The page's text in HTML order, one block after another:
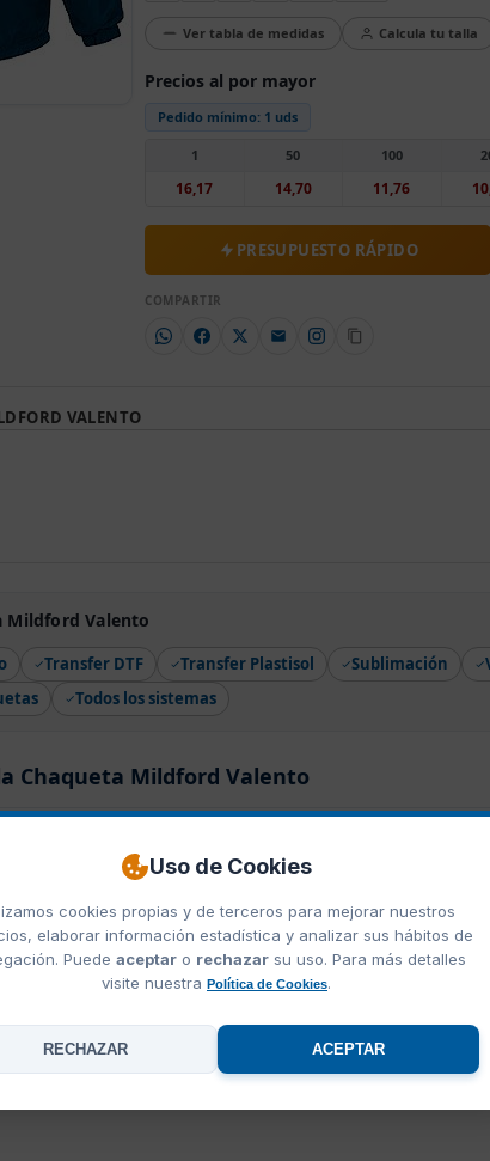
Uso de Cookies
cookies propias y de terceros para mejorar nuestros
elaborar información estadística y analizar sus hábitos de
Puede aceptar o rechazar su uso. Para más detalles
visite nuestra Política de Cookies.
RECHAZAR ACEPTAR
Ver tabla de medidas Calcula tu talla
Precios al por mayor
Pedido mínimo: 1 uds
1
16,17
50
14,70
100
11,76
PRESUPUESTO RÁPIDO
COMPARTIR
VALENTO
Mildford Valento
Transfer DTF Transfer Plastisol Sublimación
Todos los sistemas
Chaqueta Mildford Valento
0 valoraciónes